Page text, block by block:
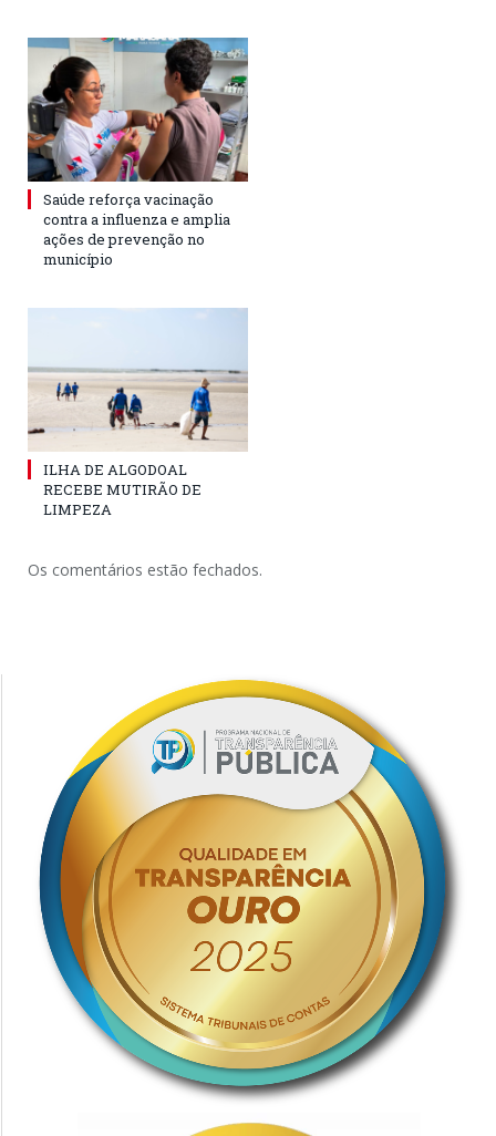
Saúde reforça vacinação
contra a influenza e amplia
ações de prevenção no
município
ILHA DE ALGODOAL
RECEBE MUTIRÃO DE
LIMPEZA
Os comentários estão fechados.